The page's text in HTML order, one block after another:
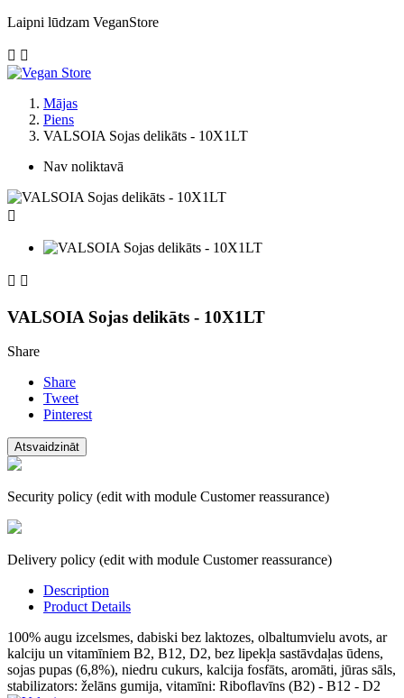
Laipni lūdzam VeganStore
 
Mājas
Piens
VALSOIA Sojas delikāts - 10X1LT
Nav noliktavā

 
VALSOIA Sojas delikāts - 10X1LT
Share
Share
Tweet
Pinterest
Security policy (edit with module Customer reassurance)
Delivery policy (edit with module Customer reassurance)
Description
Product Details
100% augu izcelsmes, dabiski bez laktozes, olbaltumvielu avots, ar
kalciju un vitamīniem B2, B12, D2, bez lipekļa sastāvdaļas ūdens,
sojas pupas (6,8%), niedru cukurs, kalcija fosfāts, aromāti, jūras sāls,
stabilizators: želāns gumija, vitamīni: Riboflavīns (B2) - B12 - D2